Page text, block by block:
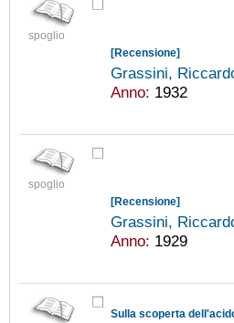
spoglio
[Recensione]
Grassini,
Anno: 1932
spoglio
[Recensione]
Grassini,
Anno: 1929
Sulla scoperta